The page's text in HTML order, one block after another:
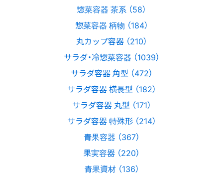
惣菜容器 茶系 （58）
惣菜容器 柄物 （184）
丸カップ容器 （210）
サラダ・冷惣菜容器 （1039）
サラダ容器 角型 （472）
サラダ容器 横長型 （182）
サラダ容器 丸型 （171）
サラダ容器 特殊形 （214）
青果容器 （367）
果実容器 （220）
青果資材 （136）